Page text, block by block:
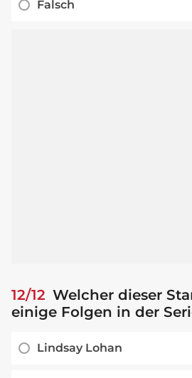
Falsch
12/12 Welcher dieser
einige Folgen in der
Lindsay Lohan